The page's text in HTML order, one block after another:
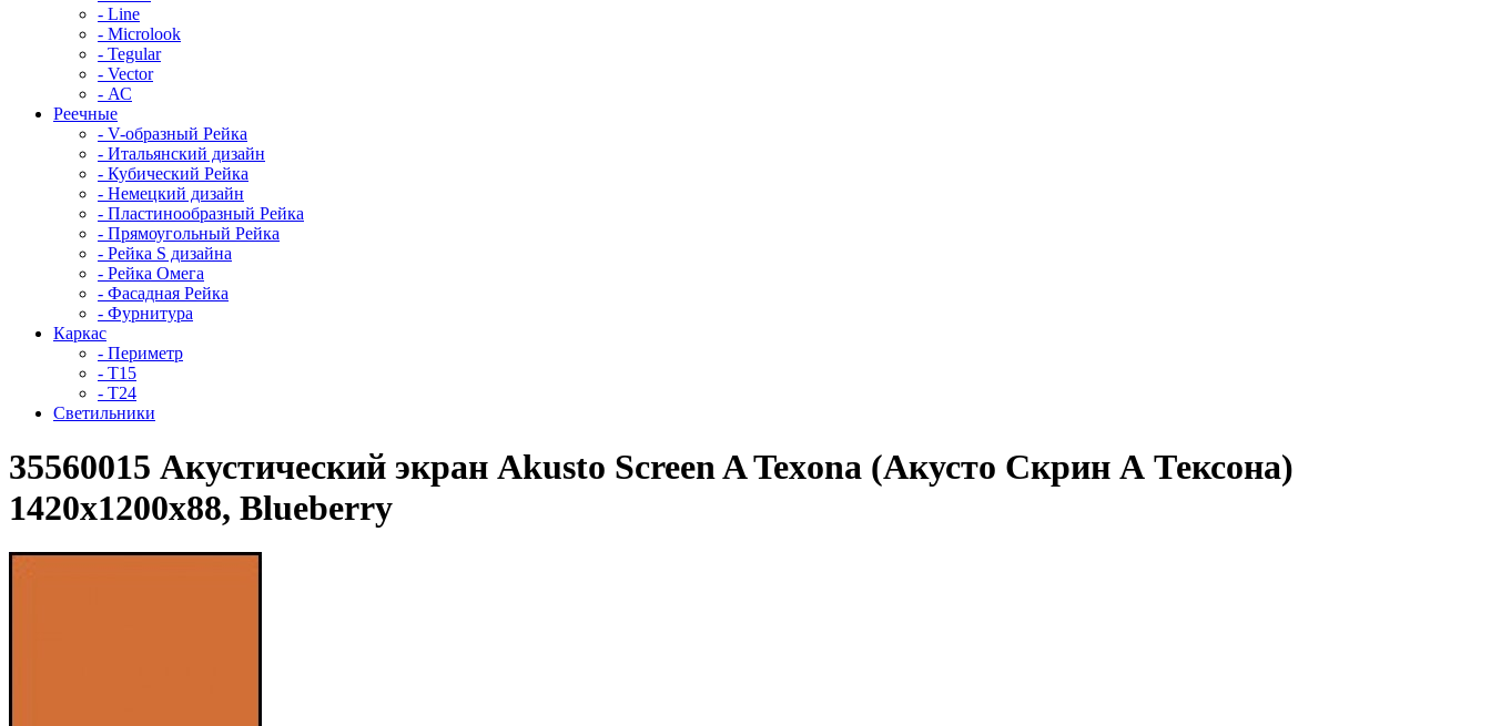
- Line
- Microlook
- Tegular
- Vector
- АС
Реечные
- V-образный Рейка
- Итальянский дизайн
- Кубический Рейка
- Немецкий дизайн
- Пластинообразный Рейка
- Прямоугольный Рейка
- Рейка S дизайна
- Рейка Омега
- Фасадная Рейка
- Фурнитура
Каркас
- Периметр
- Т15
- Т24
Светильники
35560015 Акустический экран Akusto Screen A Texona (Акусто Скрин А Тексона)
1420x1200x88, Blueberry